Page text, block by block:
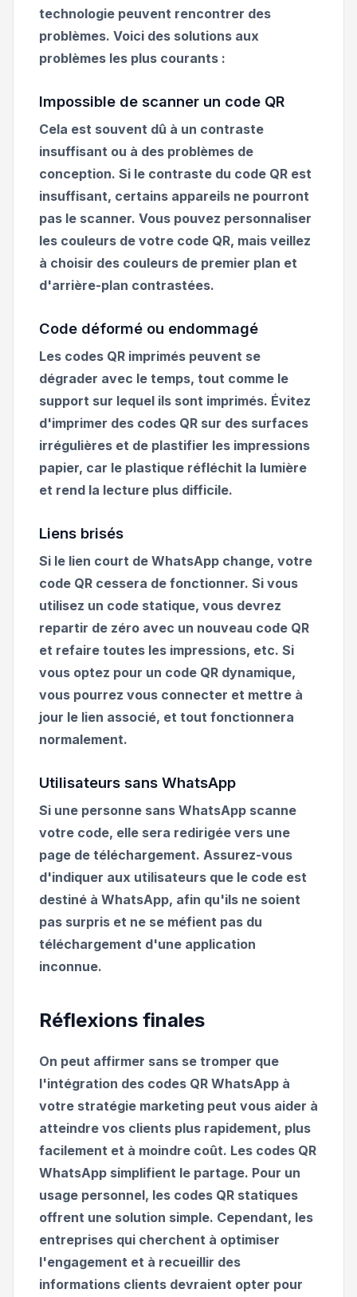
technologie peuvent rencontrer des
problèmes. Voici des solutions aux
problèmes les plus courants :
Impossible de scanner un code QR
Cela est souvent dû à un contraste
insuffisant ou à des problèmes de
conception. Si le contraste du code QR est
insuffisant, certains appareils ne pourront
pas le scanner. Vous pouvez personnaliser
les couleurs de votre code QR, mais veillez
à choisir des couleurs de premier plan et
d'arrière-plan contrastées.
Code déformé ou endommagé
Les codes QR imprimés peuvent se
dégrader avec le temps, tout comme le
support sur lequel ils sont imprimés. Évitez
d'imprimer des codes QR sur des surfaces
irrégulières et de plastifier les impressions
papier, car le plastique réfléchit la lumière
et rend la lecture plus difficile.
Liens brisés
Si le lien court de WhatsApp change, votre
code QR cessera de fonctionner. Si vous
utilisez un code statique, vous devrez
repartir de zéro avec un nouveau code QR
et refaire toutes les impressions, etc. Si
vous optez pour un code QR dynamique,
vous pourrez vous connecter et mettre à
jour le lien associé, et tout fonctionnera
normalement.
Utilisateurs sans WhatsApp
Si une personne sans WhatsApp scanne
votre code, elle sera redirigée vers une
page de téléchargement. Assurez-vous
d'indiquer aux utilisateurs que le code est
destiné à WhatsApp, afin qu'ils ne soient
pas surpris et ne se méfient pas du
téléchargement d'une application
inconnue.
Réflexions finales
On peut affirmer sans se tromper que
l'intégration des codes QR WhatsApp à
votre stratégie marketing peut vous aider à
atteindre vos clients plus rapidement, plus
facilement et à moindre coût. Les codes QR
WhatsApp simplifient le partage. Pour un
usage personnel, les codes QR statiques
offrent une solution simple. Cependant, les
entreprises qui cherchent à optimiser
l'engagement et à recueillir des
informations clients devraient opter pour